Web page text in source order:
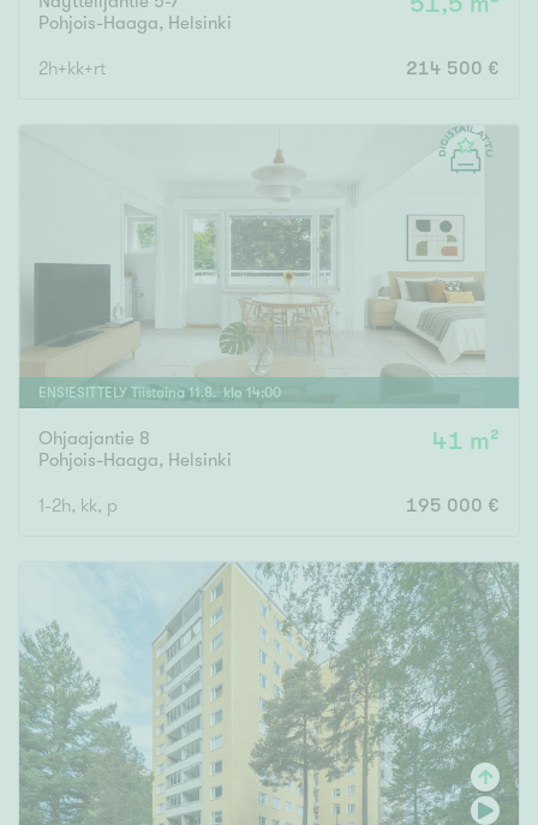
Uudiskohteet
Vain uudiskohteet Ei uudiskohteita
Arvokohteet
Vain arvokohteet
Tyydyttävä
Välttävä
Ominaisuudet
Hissi
Järvi- tai merinäköala
Pohjois-Haaga, Helsinki
2h+kk+rt 214 500 €
ENSIESITTELY Tiistaina 11 .8. klo 14:00
Ohjaajantie 8
Pohjois-Haaga, Helsinki
41 m²
1-2h, kk, p 195 000 €